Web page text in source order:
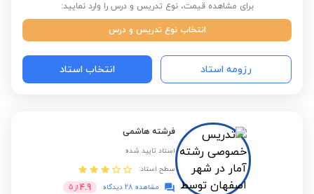
برای مشاهده قیمت، نوع تدریس و درس را وارد نمایید:
انتخاب نوع تدریس و درس
رزومه استاد انتخاب استاد
فرشته هاشمی
استاد تایید شده
سطح استاد:
مشاهده 28 دیدگاه
4.9 از 5